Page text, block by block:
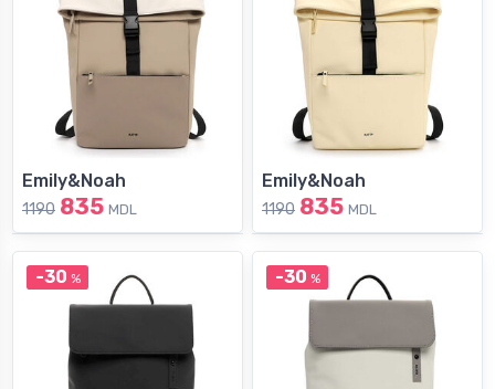
Emily&Noah
1190 835 MDL
Emily&Noah
1190 835 MDL
-30 % -30 %